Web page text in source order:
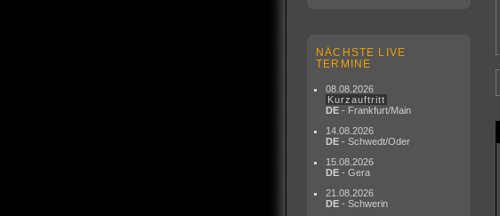
NÄCHSTE LIVE
TERMINE
08.08.2026
Kurzauftritt
DE - Frankfurt/Main
14.08.2026
DE - Schwedt/Oder
15.08.2026
DE - Gera
21.08.2026
DE - Schwerin